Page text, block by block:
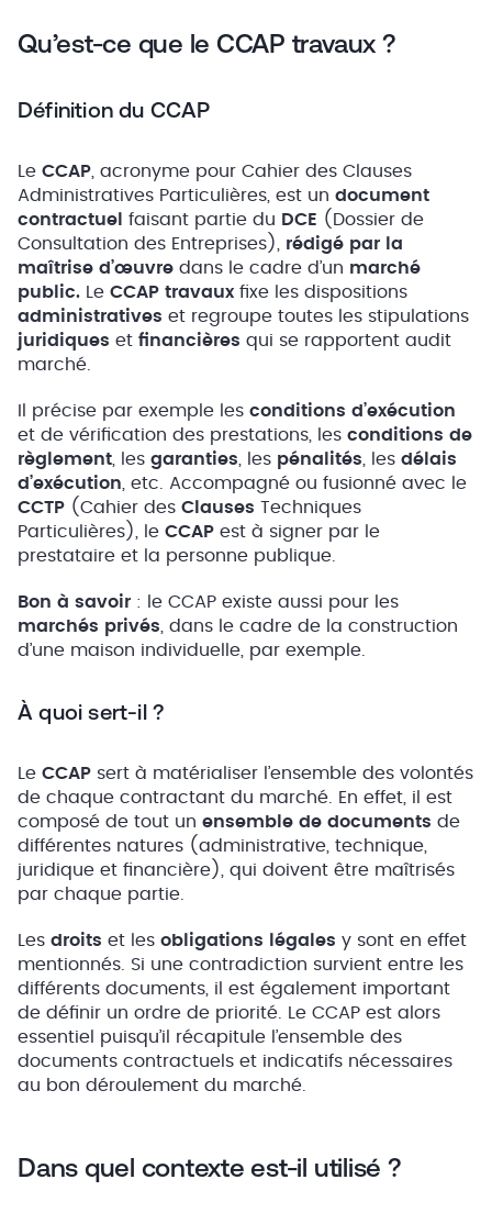
Qu’est-ce que le CCAP travaux ?
Définition du CCAP
Le CCAP , acronyme pour Cahier des Clauses
Administratives Particulières, est un document
contractuel
faisant partie du DCE (Dossier de
Consultation des Entreprises), rédigé par la
maîtrise d’œuvre dans le cadre d’un marché
public. Le CCAP travaux fixe les dispositions
administratives et regroupe toutes les stipulations
juridiques et financières qui se rapportent audit
marché.
Il précise par exemple les conditions d’exécution
et de vérification des prestations, les conditions de
règlement , les garanties , les pénalités , les délais
d’exécution , etc. Accompagné ou fusionné avec le
CCTP (Cahier des Clauses Techniques
Particulières), le CCAP est à signer par le
prestataire et la personne publique.
Bon à savoir : le CCAP existe aussi pour les
marchés privés , dans le cadre de la construction
d’une maison individuelle, par exemple.
À quoi sert-il ?
Le CCAP sert à matérialiser l’ensemble des volontés
de chaque contractant du marché. En effet, il est
composé de tout un ensemble de documents de
différentes natures (administrative, technique,
juridique et financière), qui doivent être maîtrisés
par chaque partie.
Les droits et les obligations légales y sont en effet
mentionnés. Si une contradiction survient entre les
différents documents, il est également important
de définir un ordre de priorité. Le CCAP est alors
essentiel puisqu’il récapitule l’ensemble des
documents contractuels et indicatifs nécessaires
au bon déroulement du marché.
Dans quel contexte est-il utilisé ?